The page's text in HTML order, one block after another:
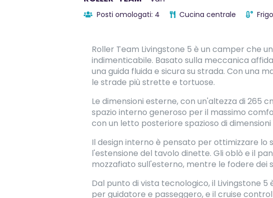
Posti omologati: 4 Cucina centrale Frigo
Roller Team Livingstone 5 è un camper che
indimenticabile. Basato sulla meccanica
una guida fluida e sicura su strada. Con una
le strade più strette e tortuose.
Le dimensioni esterne, con un'altezza di 265
spazio interno generoso per il massimo
con un letto posteriore spazioso di
Il design interno è pensato per ottimizzare lo
l'estensione del tavolo dinette. Gli oblò e il
mozzafiato sull'esterno, mentre le fodere dei
Dal punto di vista tecnologico, il Livingstone
per guidatore e passeggero, e il cruise